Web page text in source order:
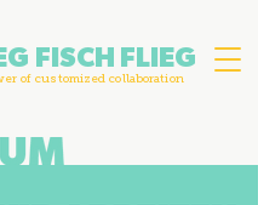
of customized collaboration
FISCH FLIEG